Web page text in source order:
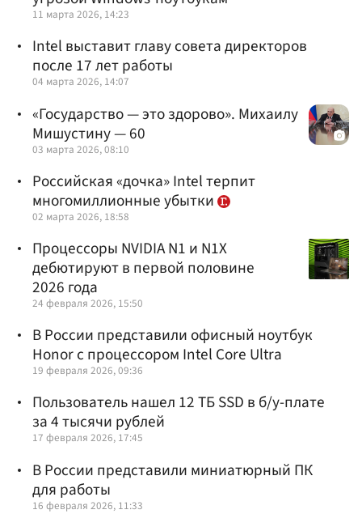
11 марта 2026, 14:23
Intel выставит главу совета директоров
после 17 лет работы
04 марта 2026, 14:07
«Государство — это здорово». Михаилу
Мишустину — 60
03 марта 2026, 08:10
Российская «дочка» Intel терпит
многомиллионные убытки
02 марта 2026, 18:58
Процессоры NVIDIA N1 и N1X
дебютируют в первой половине
2026 года
24 февраля 2026, 15:50
В России представили офисный ноутбук
Honor с процессором Intel Core Ultra
19 февраля 2026, 09:36
Пользователь нашел 12 ТБ SSD в б/у-плате
за 4 тысячи рублей
17 февраля 2026, 17:45
В России представили миниатюрный ПК
для работы
16 февраля 2026, 11:33